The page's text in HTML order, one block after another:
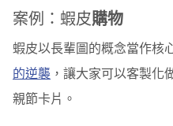
案例：蝦皮購物
蝦皮以長輩圖的概念當作核
的逆襲 ，讓大家可以客製化
親節卡片。